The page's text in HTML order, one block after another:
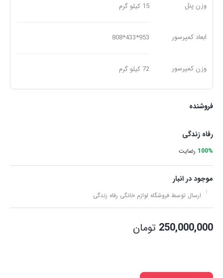
وزن پنل 15 کیلو گرم
ابعاد کمپرسور 953*433*808
وزن کمپرسور 72 کیلو گرم
فروشنده
رفاه زندگی
100% رضایت
موجود در انبار
ارسال توسط فروشگاه لوازم خانگی رفاه زندگی
250,000,000 تومان